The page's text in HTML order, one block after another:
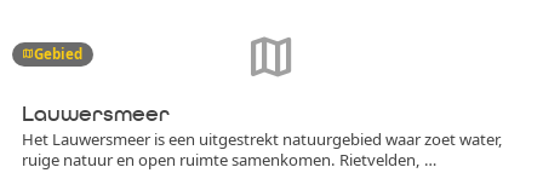
map
mapGebied
Lauwersmeer
Het Lauwersmeer is een uitgestrekt natuurgebied waar zoet water,
ruige natuur en open ruimte samenkomen. Rietvelden, …